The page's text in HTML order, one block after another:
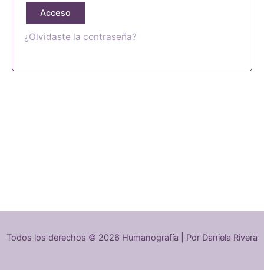
Acceso
¿Olvidaste la contraseña?
Todos los derechos © 2026 Humanografía | Por Daniela Rivera